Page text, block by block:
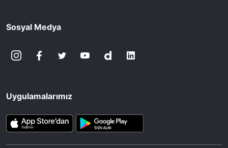
Sosyal Medya
Uygulamalarımız